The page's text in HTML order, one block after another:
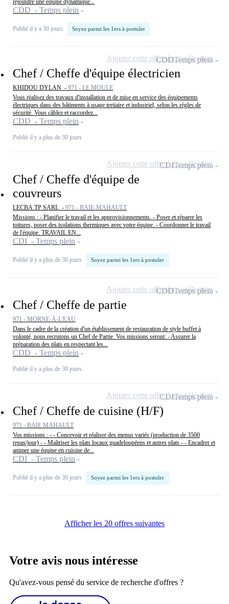
CDD - Temps plein
Publié il y a 30 jours Soyez parmi les 1ers à postuler
Chef / Cheffe d'équipe électricien
KHIDOU DYLAN - 971 - LE MOULE
Vous réalisez des travaux d'installation et de mise en service des équipements
électriques dans des bâtiments à usage tertiaire et industriel, selon les règles de
sécurité. Vous câblez et raccordez...
CDD - Temps plein
Publié il y a plus de 30 jours
CDDTemps plein
Ajouter cette offre à ma sélection
Chef / Cheffe d'équipe de
couvreurs
LECBA.TP SARL - 971 - BAIE-MAHAULT
Missions : - Planifier le travail et les approvisionnements. - Poser et réparer les
toitures, poser des isolations thermiques avec votre équipe. - Coordonner le travail
de l'équipe. TRAVAIL EN...
CDI - Temps plein
Publié il y a plus de 30 jours Soyez parmi les 1ers à postuler
CDITemps plein
Ajouter cette offre à ma sélection
Chef / Cheffe de partie
971 - MORNE-À-L'EAU
Dans le cadre de la création d'un établissement de restauration de style buffet à
volonté, nous recrutons un Chef de Partie. Vos missions seront: - Assurer la
préparation des plats en respectant les...
CDD - Temps plein
Publié il y a plus de 30 jours
CDDTemps plein
Ajouter cette offre à ma sélection
Chef / Cheffe de cuisine (H/F)
971 - BAIE MAHAULT
Vos missions : - - Concevoir et réaliser des menus variés (production de 3500
repas/jour) - - Maîtriser les plats locaux guadeloupéens et autres plats - - Encadrer et
animer une équipe en cuisine de...
CDI - Temps plein
Publié il y a plus de 30 jours Soyez parmi les 1ers à postuler
CDITemps plein
Ajouter cette offre à ma sélection
Afficher les 20 offres suivantes
Votre avis nous intéresse
Qu'avez-vous pensé du service de recherche d'offres ?